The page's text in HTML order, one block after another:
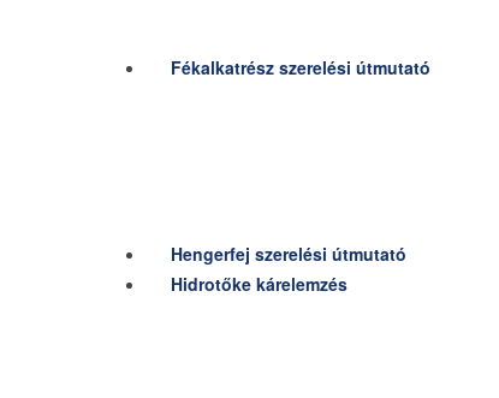
Fékalkatrész szerelési útmutató
Hengerfej szerelési útmutató
Hidrotőke kárelemzés